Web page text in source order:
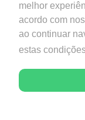
melhor
acordo com
ao continuar
estas